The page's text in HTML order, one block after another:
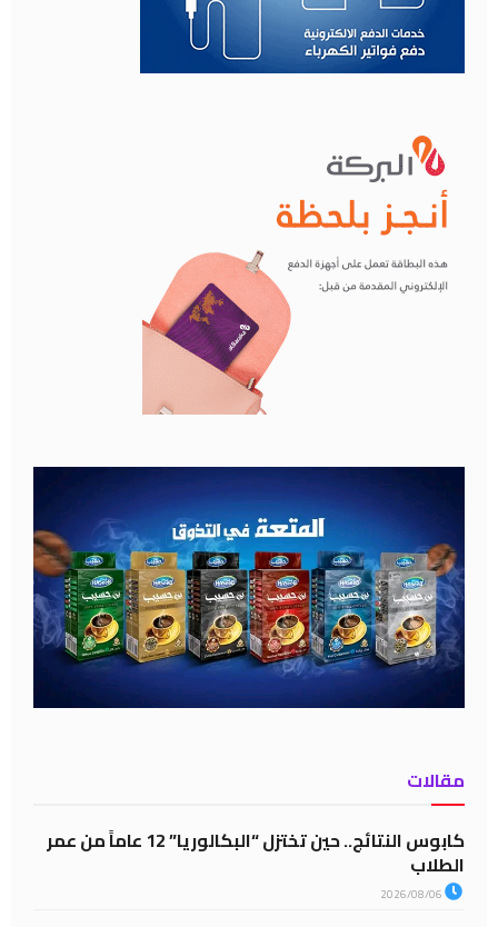
مقالات
كابوس النتائج.. حين تختزل “البكالوريا” 12 عاماً من عمر
الطلاب